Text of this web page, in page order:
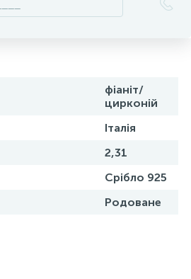
фіаніт/
цирконій
Італія
2,31
Срібло 925
Родоване